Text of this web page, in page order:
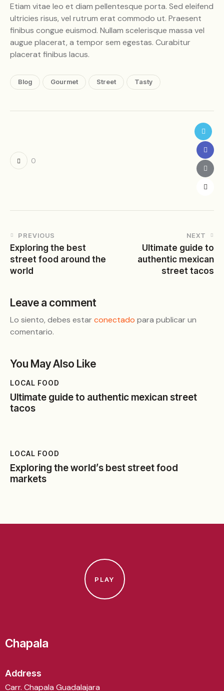
Etiam vitae leo et diam pellentesque porta. Sed eleifend
ultricies risus, vel rutrum erat commodo ut. Praesent
finibus congue euismod. Nullam scelerisque massa vel
augue placerat, a tempor sem egestas. Curabitur
placerat finibus lacus.
Blog Gourmet Street Tasty
0
PREVIOUS
Exploring the best
street food around the
world
NEXT
Ultimate guide to
authentic mexican
street tacos
Leave a comment
Lo siento, debes estarconectado para publicar un
comentario.
You May Also Like
LOCAL FOOD
Ultimate guide to authentic mexican street
tacos
LOCAL FOOD
Exploring the world’s best street food
markets
PLAY
Chapala
Address
Carr. Chapala Guadalajara